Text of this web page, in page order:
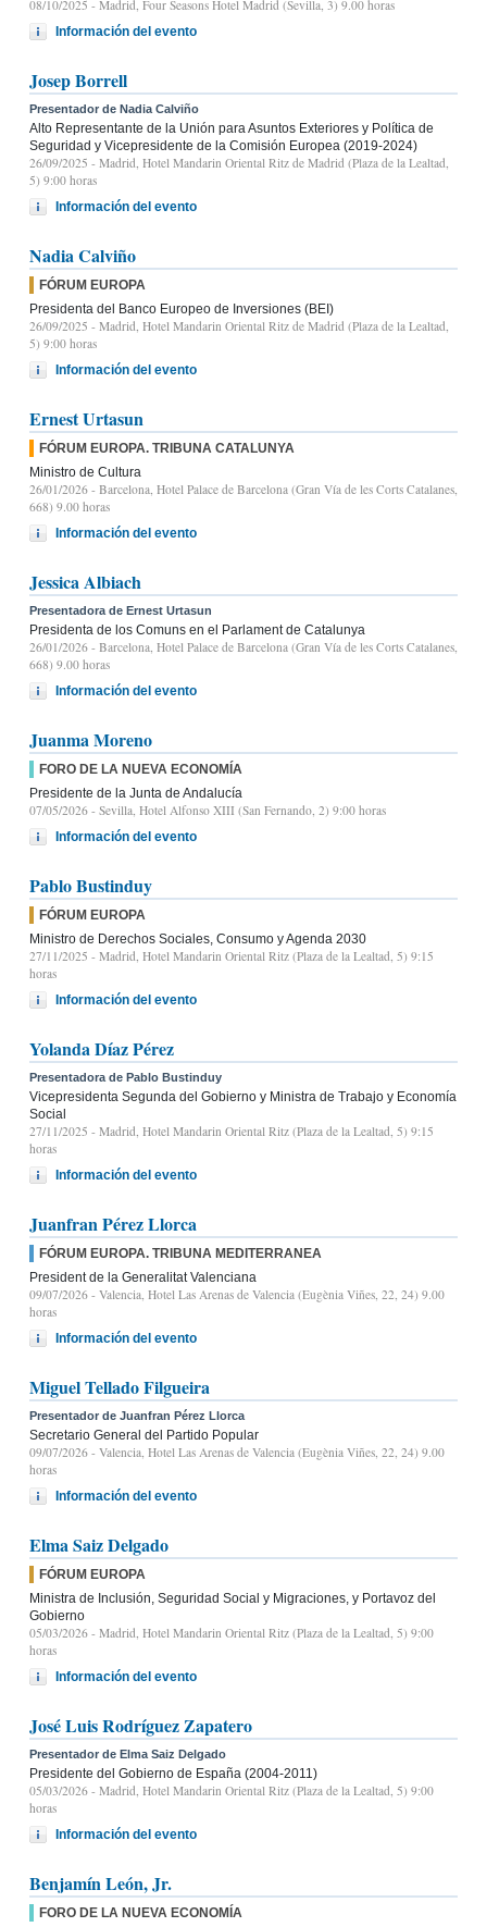
08/10/2025 - Madrid, Four Seasons Hotel Madrid (Sevilla, 3) 9.00 horas
Información del evento
Josep Borrell
Presentador de Nadia Calviño
Alto Representante de la Unión para Asuntos Exteriores y Política de
Seguridad y Vicepresidente de la Comisión Europea (2019-2024)
26/09/2025 - Madrid, Hotel Mandarin Oriental Ritz de Madrid (Plaza de la Lealtad,
5) 9:00 horas
Información del evento
Nadia Calviño
FÓRUM EUROPA
Presidenta del Banco Europeo de Inversiones (BEI)
26/09/2025 - Madrid, Hotel Mandarin Oriental Ritz de Madrid (Plaza de la Lealtad,
5) 9:00 horas
Información del evento
Ernest Urtasun
FÓRUM EUROPA. TRIBUNA CATALUNYA
Ministro de Cultura
26/01/2026 - Barcelona, Hotel Palace de Barcelona (Gran Vía de les Corts Catalanes,
668) 9.00 horas
Información del evento
Jessica Albiach
Presentadora de Ernest Urtasun
Presidenta de los Comuns en el Parlament de Catalunya
26/01/2026 - Barcelona, Hotel Palace de Barcelona (Gran Vía de les Corts Catalanes,
668) 9.00 horas
Información del evento
Juanma Moreno
FORO DE LA NUEVA ECONOMÍA
Presidente de la Junta de Andalucía
07/05/2026 - Sevilla, Hotel Alfonso XIII (San Fernando, 2) 9:00 horas
Información del evento
Pablo Bustinduy
FÓRUM EUROPA
Ministro de Derechos Sociales, Consumo y Agenda 2030
27/11/2025 - Madrid, Hotel Mandarin Oriental Ritz (Plaza de la Lealtad, 5) 9:15
horas
Información del evento
Yolanda Díaz Pérez
Presentadora de Pablo Bustinduy
Vicepresidenta Segunda del Gobierno y Ministra de Trabajo y Economía
Social
27/11/2025 - Madrid, Hotel Mandarin Oriental Ritz (Plaza de la Lealtad, 5) 9:15
horas
Información del evento
Juanfran Pérez Llorca
FÓRUM EUROPA. TRIBUNA MEDITERRANEA
President de la Generalitat Valenciana
09/07/2026 - Valencia, Hotel Las Arenas de Valencia (Eugènia Viñes, 22, 24) 9.00
horas
Información del evento
Miguel Tellado Filgueira
Presentador de Juanfran Pérez Llorca
Secretario General del Partido Popular
09/07/2026 - Valencia, Hotel Las Arenas de Valencia (Eugènia Viñes, 22, 24) 9.00
horas
Información del evento
Elma Saiz Delgado
FÓRUM EUROPA
Ministra de Inclusión, Seguridad Social y Migraciones, y Portavoz del
Gobierno
05/03/2026 - Madrid, Hotel Mandarin Oriental Ritz (Plaza de la Lealtad, 5) 9:00
horas
Información del evento
José Luis Rodríguez Zapatero
Presentador de Elma Saiz Delgado
Presidente del Gobierno de España (2004-2011)
05/03/2026 - Madrid, Hotel Mandarin Oriental Ritz (Plaza de la Lealtad, 5) 9:00
horas
Información del evento
Benjamín León, Jr.
FORO DE LA NUEVA ECONOMÍA